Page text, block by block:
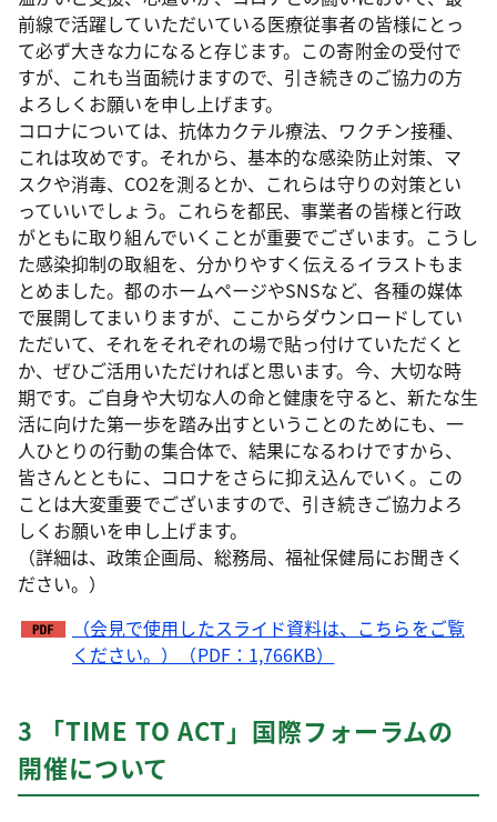
前線で活躍していただいている医療従事者の皆様にとっ
て必ず大きな力になると存じます。この寄附金の受付で
すが、これも当面続けますので、引き続きのご協力の方
よろしくお願いを申し上げます。
コロナについては、抗体カクテル療法、ワクチン接種、
これは攻めです。それから、基本的な感染防止対策、マ
スクや消毒、CO2を測るとか、これらは守りの対策とい
っていいでしょう。これらを都民、事業者の皆様と行政
がともに取り組んでいくことが重要でございます。こうし
た感染抑制の取組を、分かりやすく伝えるイラストもま
とめました。都のホームページやSNSなど、各種の媒体
で展開してまいりますが、ここからダウンロードしてい
ただいて、それをそれぞれの場で貼っ付けていただくと
か、ぜひご活用いただければと思います。今、大切な時
期です。ご自身や大切な人の命と健康を守ると、新たな生
活に向けた第一歩を踏み出すということのためにも、一
人ひとりの行動の集合体で、結果になるわけですから、
皆さんとともに、コロナをさらに抑え込んでいく。この
ことは大変重要でございますので、引き続きご協力よろ
しくお願いを申し上げます。
（詳細は、政策企画局、総務局、福祉保健局にお聞きく
ださい。）
（会見で使用したスライド資料は、こちらをご覧
ください。）（PDF：1,766KB）
3 「TIME TO ACT」国際フォーラムの
開催について